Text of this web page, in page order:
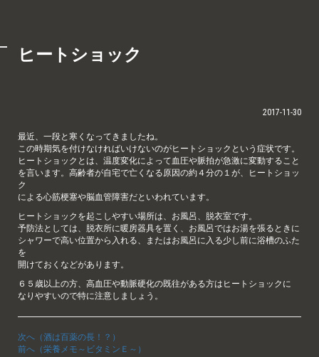
ヒートショック
2017-11-30
最近、一段と寒くなってきましたね。
この時期気を付けなければいけないのがヒートショックという症状です。
ヒートショックとは、温度変化によって血圧や脈拍が急激に変動すること
を言います。高齢者が自宅で亡くなる原因の約４分の１が、ヒートショッ
ク
による心筋梗塞や脳血管障害だといわれています。
ヒートショックを起こしやすい場所は、お風呂、脱衣室です。
予防法としては、脱衣所に暖房器具を置く、お風呂ではお湯を張るときに
シャワーで高い位置から入れる、またはお風呂に入る少し前に浴槽のふた
を
開けておくなどがあります。
６５歳以上の方、高血圧や動脈硬化の既往がある方はヒートショックに
なりやすいので特に注意しましょう。
次へ（酒は百薬の長！？）
前へ（栄養メモ～ビタミンＥ～）